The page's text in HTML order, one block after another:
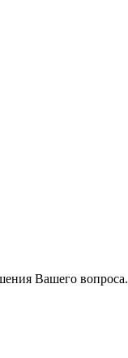
Вашего вопроса.